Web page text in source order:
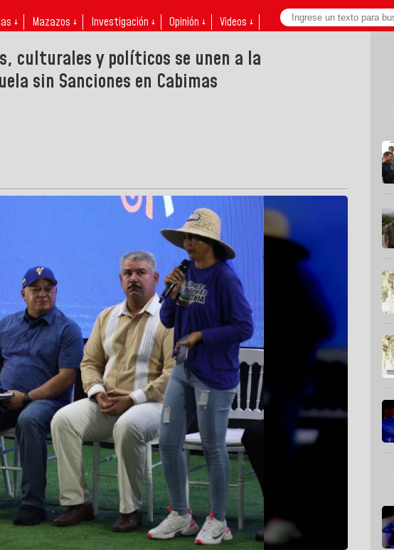
↓ Mazazos ↓ Investigación ↓ Opinión ↓ Videos ↓
culturales y políticos se unen a la
sin Sanciones en Cabimas